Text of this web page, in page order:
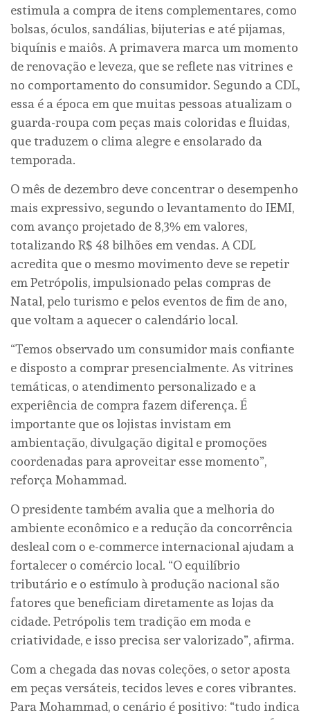
estimula a compra de itens complementares, como
bolsas, óculos, sandálias, bijuterias e até pijamas,
biquínis e maiôs. A primavera marca um momento
de renovação e leveza, que se reflete nas vitrines e
no comportamento do consumidor. Segundo a CDL,
essa é a época em que muitas pessoas atualizam o
guarda-roupa com peças mais coloridas e fluidas,
que traduzem o clima alegre e ensolarado da
temporada.
O mês de dezembro deve concentrar o desempenho
mais expressivo, segundo o levantamento do IEMI,
com avanço projetado de 8,3% em valores,
totalizando R$ 48 bilhões em vendas. A CDL
acredita que o mesmo movimento deve se repetir
em Petrópolis, impulsionado pelas compras de
Natal, pelo turismo e pelos eventos de fim de ano,
que voltam a aquecer o calendário local.
“Temos observado um consumidor mais confiante
e disposto a comprar presencialmente. As vitrines
temáticas, o atendimento personalizado e a
experiência de compra fazem diferença. É
importante que os lojistas invistam em
ambientação, divulgação digital e promoções
coordenadas para aproveitar esse momento”,
reforça Mohammad.
O presidente também avalia que a melhoria do
ambiente econômico e a redução da concorrência
desleal com o e-commerce internacional ajudam a
fortalecer o comércio local. “O equilíbrio
tributário e o estímulo à produção nacional são
fatores que beneficiam diretamente as lojas da
cidade. Petrópolis tem tradição em moda e
criatividade, e isso precisa ser valorizado”, afirma.
Com a chegada das novas coleções, o setor aposta
em peças versáteis, tecidos leves e cores vibrantes.
Para Mohammad, o cenário é positivo: “tudo indica